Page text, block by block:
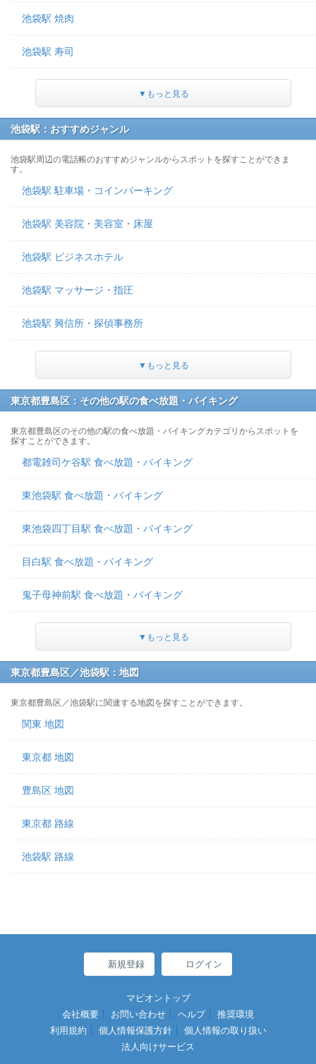
池袋駅 焼肉
池袋駅 寿司
▼もっと見る
池袋駅：おすすめジャンル
池袋駅周辺の電話帳のおすすめジャンルからスポットを探すことができま
す。
池袋駅 駐車場・コインパーキング
池袋駅 美容院・美容室・床屋
池袋駅 ビジネスホテル
池袋駅 マッサージ・指圧
池袋駅 興信所・探偵事務所
▼もっと見る
東京都豊島区：その他の駅の食べ放題・バイキング
東京都豊島区のその他の駅の食べ放題・バイキングカテゴリからスポットを
探すことができます。
都電雑司ケ谷駅 食べ放題・バイキング
東池袋駅 食べ放題・バイキング
東池袋四丁目駅 食べ放題・バイキング
目白駅 食べ放題・バイキング
鬼子母神前駅 食べ放題・バイキング
▼もっと見る
東京都豊島区／池袋駅：地図
東京都豊島区／池袋駅に関連する地図を探すことができます。
関東 地図
東京都 地図
豊島区 地図
東京都 路線
池袋駅 路線
新規登録 ログイン
マピオントップ
会社概要
お問い合わせ ヘルプ
推奨環境
利用規約
個人情報保護方針
個人情報の取り扱い
法人向けサービス